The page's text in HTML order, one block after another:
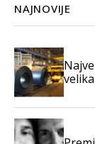
NAJNOVIJE